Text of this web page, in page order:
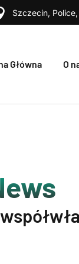
Szczecin,
Główna O